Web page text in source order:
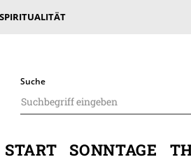
Suche
START SONNTAGE